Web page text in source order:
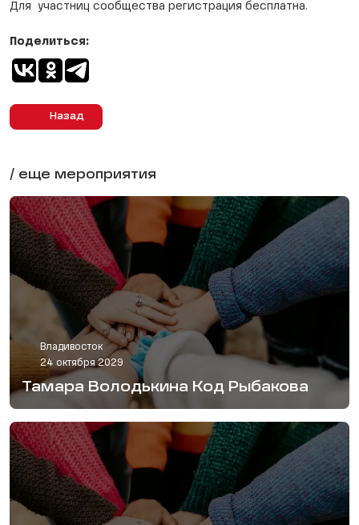
Для участниц сообщества регистрация бесплатна.
Назад
Поделиться:
/ еще мероприятия
Владивосток
24 октября 2029
Тамара Володькина Код Рыбакова